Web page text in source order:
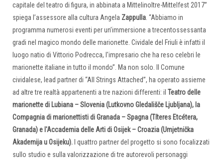
capitale del teatro di figura, in abbinata a Mittelinoltre-Mittelfest 2017”
spiega l’assessore alla cultura Angela Zappulla . “Abbiamo in
programma numerosi eventi per un’immersione a trecentossessanta
gradi nel magico mondo delle marionette. Cividale del Friuli è infatti il
luogo natio di Vittorio Podrecca, l'impresario che ha reso celebri le
marionette italiane in tutto il mondo”. Ma non solo. Il Comune
cividalese, lead partner di “All Strings Attached”, ha operato assieme
ad altre tre realtà appartenenti a tre nazioni differenti: il Teatro delle
marionette di Lubiana – Slovenia (Lutkovno Gledališče Ljubljana), la
Compagnia di marionettisti di Granada – Spagna (Títeres Etcétera,
Granada) e l'Accademia delle Arti di Osijek – Croazia (Umjetnička
Akademija u Osijeku). I quattro partner del progetto si sono focalizzati
sullo studio e sulla valorizzazione di tre autorevoli personaggi